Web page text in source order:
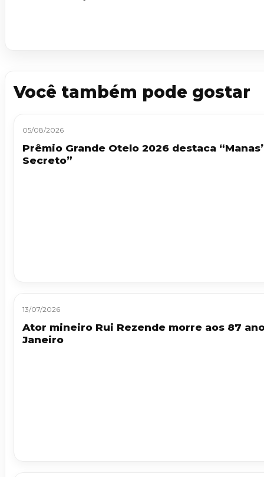
Você também pode gostar
05/08/2026
Prêmio Grande Otelo 2026 destaca
Secreto”
13/07/2026
Ator mineiro Rui Rezende morre aos 87
Janeiro